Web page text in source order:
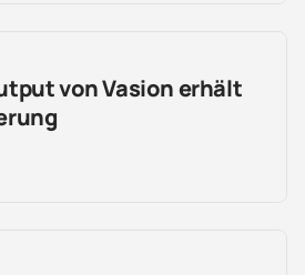
von Vasion erhält